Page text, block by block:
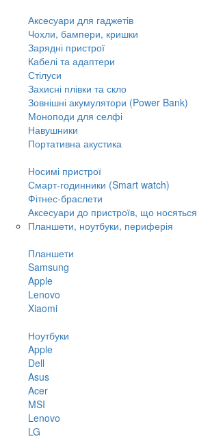
Аксесуари для гаджетів
Чохли, бампери, кришки
Зарядні пристрої
Кабелі та адаптери
Стілуси
Захисні плівки та скло
Зовнішні акумулятори (Power Bank)
Моноподи для селфі
Навушники
Портативна акустика
Носимі пристрої
Смарт-годинники (Smart watch)
Фітнес-браслети
Аксесуари до пристроїв, що носяться
Планшети, ноутбуки, периферія
Планшети
Samsung
Apple
Lenovo
Xiaomi
Ноутбуки
Apple
Dell
Asus
Acer
MSI
Lenovo
LG